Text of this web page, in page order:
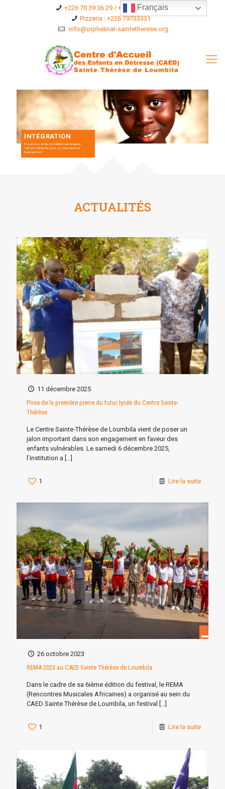
+226 70 39 36 29 / +226 75 36 96 76
Pizzeria : +226 79733331
info@orphelinat-saintetherese.org
INTÉGRATION
Processus et les modalités par lesquels
l'enfant s'attache à une communauté et
inversement.
ACTUALITÉS
11 décembre 2025
Pose de la première pierre du futur lycée du Centre Sainte-
Thérèse
Le Centre Sainte-Thérèse de Loumbila vient de poser un
jalon important dans son engagement en faveur des
enfants vulnérables. Le samedi 6 décembre 2025,
l’institution a […]
1 Lire la suite
26 octobre 2023
REMA 2023 au CAED Sainte Thérèse de Loumbila
Dans le cadre de sa 6ième édition du festival, le REMA
(Rencontres Musicales Africaines) a organisé au sein du
CAED Sainte Thérèse de Loumbila, un festival
[…]
1 Lire la suite
Français